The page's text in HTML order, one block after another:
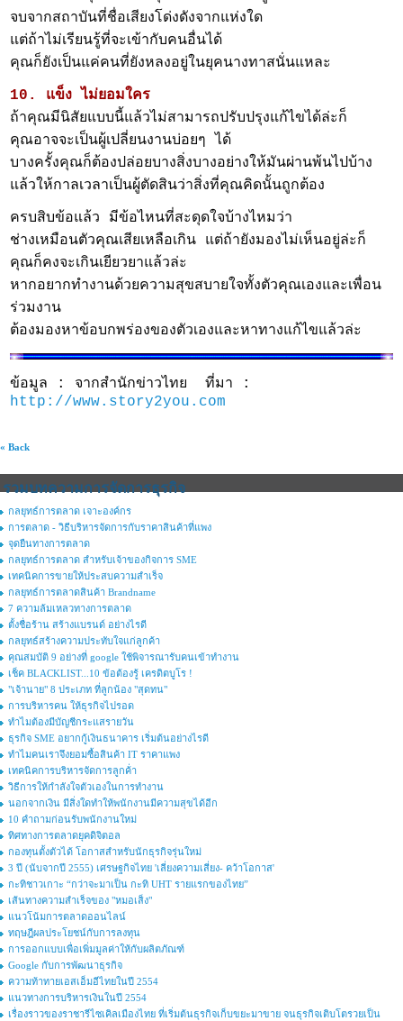
จบจากสถาบันที่ชื่อเสียงโด่งดังจากแห่งใด
แต่ถ้าไม่เรียนรู้ที่จะเข้ากับคนอื่นได้
คุณก็ยังเป็นแค่คนที่ยังหลงอยู่ในยุคนางทาสนั่นแหละ
10. แข็ง ไม่ยอมใคร
ถ้าคุณมีนิสัยแบบนี้แล้วไม่สามารถปรับปรุงแก้ไขได้ล่ะก็
คุณอาจจะเป็นผู้เปลี่ยนงานบ่อยๆ ได้
บางครั้งคุณก็ต้องปล่อยบางสิ่งบางอย่างให้มันผ่านพ้นไปบ้าง
แล้วให้กาลเวลาเป็นผู้ตัดสินว่าสิ่งที่คุณคิดนั้นถูกต้อง
ครบสิบข้อแล้ว มีข้อไหนที่สะดุดใจบ้างไหมว่า
ช่างเหมือนตัวคุณเสียเหลือเกิน แต่ถ้ายังมองไม่เห็นอยู่ล่ะก็
คุณก็คงจะเกินเยียวยาแล้วล่ะ
หากอยากทำงานด้วยความสุขสบายใจทั้งตัวคุณเองและเพื่อน
ร่วมงาน
ต้องมองหาข้อบกพร่องของตัวเองและหาทางแก้ไขแล้วล่ะ
ข้อมูล : จากสำนักข่าวไทย ที่มา :
http://www.story2you.com
« Back
รวมบทความการจัดการธุรกิจ
กลยุทธ์การตลาด เจาะองค์กร
การตลาด - วิธีบริหารจัดการกับราคาสินค้าที่แพง
จุดยืนทางการตลาด
กลยุทธ์การตลาด สำหรับเจ้าของกิจการ SME
เทคนิคการขายให้ประสบความสำเร็จ
กลยุทธ์การตลาดสินค้า Brandname
7 ความล้มเหลวทางการตลาด
ตั้งชื่อร้าน สร้างแบรนด์ อย่างไรดี
กลยุทธ์สร้างความประทับใจแก่ลูกค้า
คุณสมบัติ 9 อย่างที่ google ใช้พิจารณารับคนเข้าทำงาน
เช็ค BLACKLIST...10 ข้อต้องรู้ เครดิตบูโร !
"เจ้านาย" 8 ประเภท ที่ลูกน้อง "สุดทน"
การบริหารคน ให้ธุรกิจไปรอด
ทำไมต้องมีบัญชีกระแสรายวัน
ธุรกิจ SME อยากกู้เงินธนาคาร เริ่มต้นอย่างไรดี
ทำไมคนเราจึงยอมซื้อสินค้า IT ราคาแพง
เทคนิคการบริหารจัดการลูกค้่า
วิธีการให้กำลังใจตัวเองในการทำงาน
นอกจากเงิน มีสิ่งใดทำให้พนักงานมีความสุขได้อีก
10 คำถามก่อนรับพนักงานใหม่
ทิศทางการตลาดยุคดิจิตอล
กองทุนตั้งตัวได้ โอกาสสำหรับนักธุรกิจรุ่นใหม่
3 ปี (นับจากปี 2555) เศรษฐกิจไทย 'เลี่ยงความเสี่ยง- คว้าโอกาส'
กะทิชาวเกาะ “กว่าจะมาเป็น กะทิ UHT รายแรกของไทย”
เส้นทางความสำเร็จของ "หมอเส็ง"
แนวโน้มการตลาดออนไลน์
ทฤษฎีผลประโยชน์กับการลงทุน
การออกแบบเพื่อเพิ่มมูลค่าให้กับผลิตภัณฑ์
Google กับการพัฒนาธุรกิจ
ความท้าทายเอสเอ็มอีไทยในปี 2554
แนวทางการบริหารเงินในปี 2554
เรื่องราวของราชารีไซเคิลเมืองไทย ที่เริ่มต้นธุรกิจเก็บขยะมาขาย จนธุรกิจเติบโตรวยเป็น